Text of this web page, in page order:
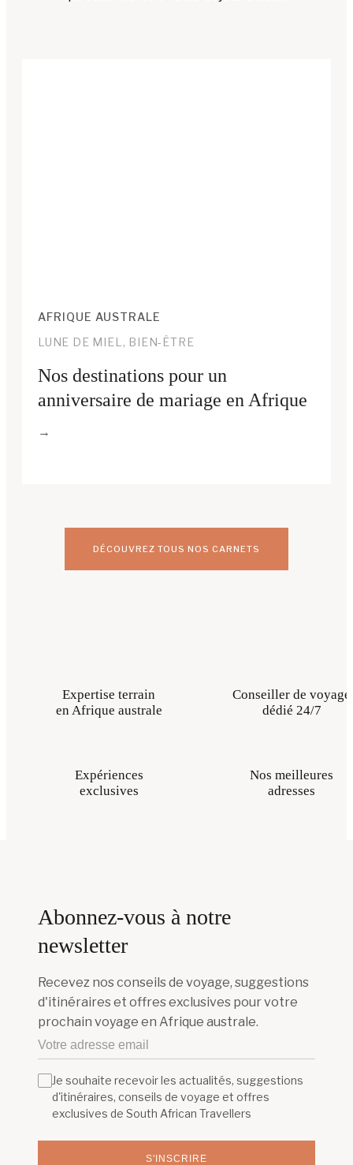
AFRIQUE AUSTRALE
LUNE DE MIEL, BIEN-ÊTRE
Nos destinations pour un
anniversaire de mariage en Afrique
DÉCOUVREZ TOUS NOS CARNETS
Expertise terrain
en Afrique australe
Conseiller de voyage
dédié 24/7
Expériences
exclusives
Nos meilleures
adresses
Abonnez-vous à notre
newsletter
Recevez nos conseils de voyage, suggestions
d'itinéraires et offres exclusives pour votre
prochain voyage en Afrique australe.
S'INSCRIRE
Je souhaite recevoir les actualités, suggestions
d'itinéraires, conseils de voyage et offres
exclusives de South African Travellers